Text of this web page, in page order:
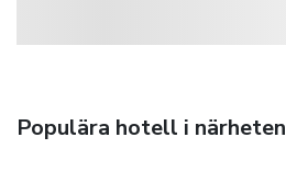
Populära hotell i närheten